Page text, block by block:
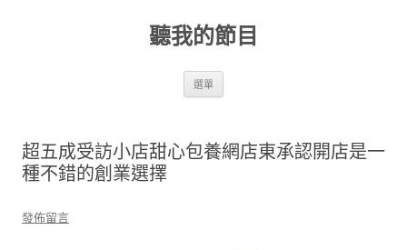
聽我的節目
選單
超五成受訪小店甜心包養網店東承認開店是一
種不錯的創業選擇
發佈留言